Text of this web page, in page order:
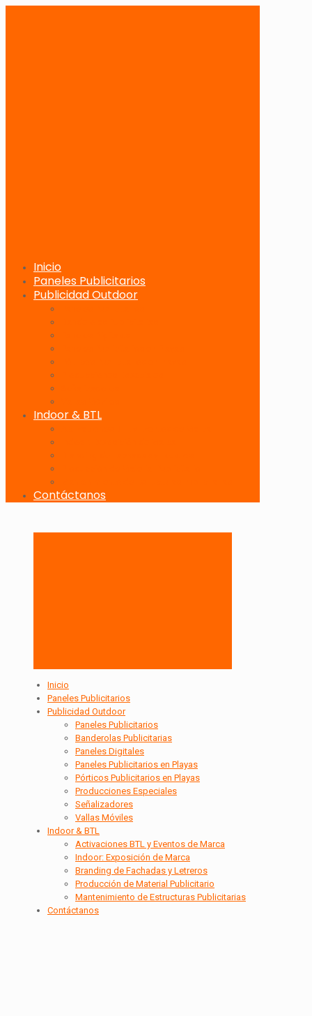
Inicio
Paneles Publicitarios
Publicidad Outdoor
Indoor & BTL
Contáctanos
Inicio
Paneles Publicitarios
Publicidad Outdoor
Paneles Publicitarios
Banderolas Publicitarias
Paneles Digitales
Paneles Publicitarios en Playas
Pórticos Publicitarios en Playas
Producciones Especiales
Señalizadores
Vallas Móviles
Indoor & BTL
Activaciones BTL y Eventos de Marca
Indoor: Exposición de Marca
Branding de Fachadas y Letreros
Producción de Material Publicitario
Mantenimiento de Estructuras Publicitarias
Contáctanos